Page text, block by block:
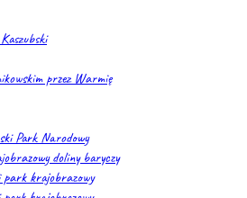
przez Warmię
Park Narodowy
doliny baryczy
park krajobrazowy